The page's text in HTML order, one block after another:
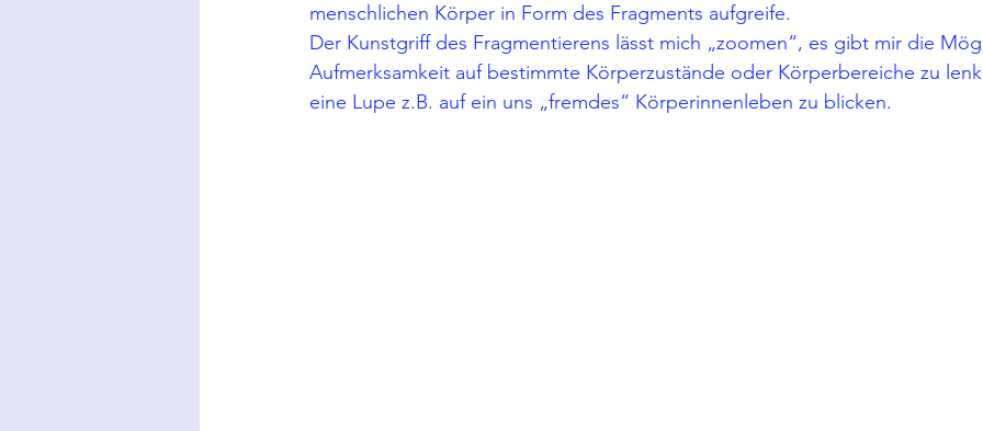
menschlichen Körper in Form des Fragments aufgreife.
Der Kunstgriff des Fragmentierens lässt mich „zoomen“, es gibt mir die
Aufmerksamkeit auf bestimmte Körperzustände oder Körperbereiche zu
eine Lupe z.B. auf ein uns „fremdes“ Körperinnenleben zu blicken.